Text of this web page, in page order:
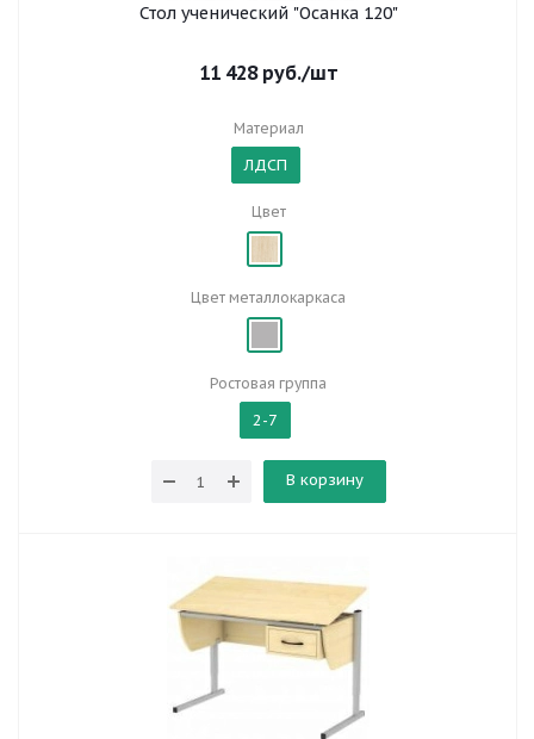
Стол ученический "Осанка 120"
11 428руб./шт
Материал
ЛДСП
Цвет
Цвет металлокаркаса
Ростовая группа
2-7
В корзину